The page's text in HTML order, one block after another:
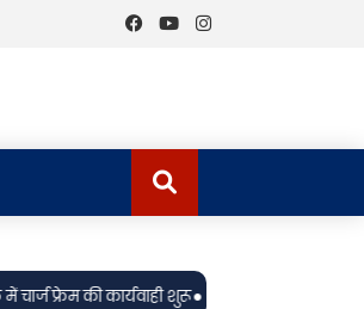
ये फितूर तेरा रिव्यू: कबीर सिंह की याद दिलाता है